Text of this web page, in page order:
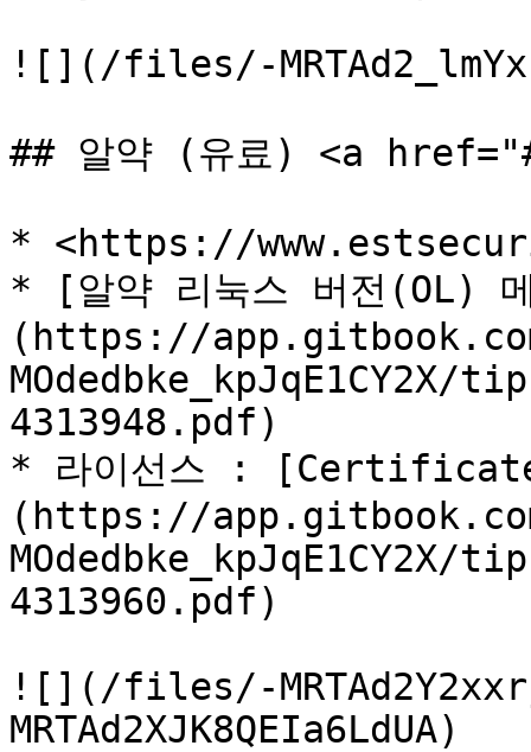
![](/files/-
## 알약 (유료) <a
* <https://
* [알약 리눅스 버전(OL)
(https://
4313948.pdf)
* 라이선스 :
(https://
4313960.pdf)
![](/files/-
MRTAd2XJK8QEIa6LdUA)